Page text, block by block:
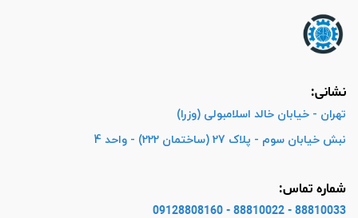
نشانی:
تهران - خیابان خالد اسلامبولی (وزرا)
نبش خیابان سوم - پلاک 27 (ساختمان 222) - واحد 4
شماره تماس:
88810033 - 88810022 - 09128808160